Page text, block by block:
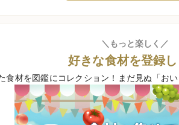
＼もっと楽しく／
好きな食材を登録し
食材を図鑑にコレクション！ まだ見ぬ「お